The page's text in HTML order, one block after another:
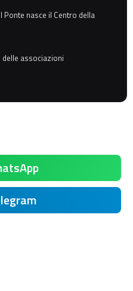
Ponte nasce il Centro della
associazioni